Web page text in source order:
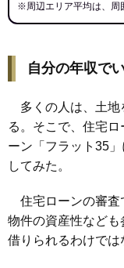
※周辺エリア平均は、周
自分の年収で
多くの人は、土地
る。そこで、住宅
ーン「フラット35
してみた。
住宅ローンの審査
物件の資産性など
借りられるわけでは